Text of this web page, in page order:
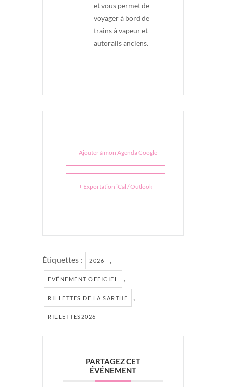
et vous permet de
voyager à bord de
trains à vapeur et
autorails anciens.
+ Ajouter à mon Agenda Google
+ Exportation iCal / Outlook
Étiquettes : 2026 ,
EVÉNEMENT OFFICIEL ,
RILLETTES DE LA SARTHE ,
RILLETTES2026
PARTAGEZ CET
ÉVÉNEMENT